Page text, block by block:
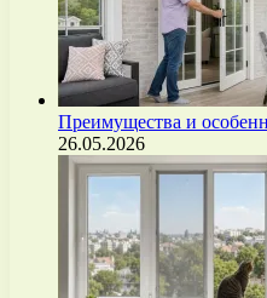
Преимущества и
26.05.2026